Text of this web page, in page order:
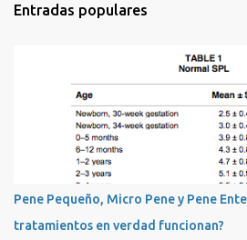
Entradas populares
Pene Pequeño, Micro Pene y Pene
tratamientos en verdad funcionan?